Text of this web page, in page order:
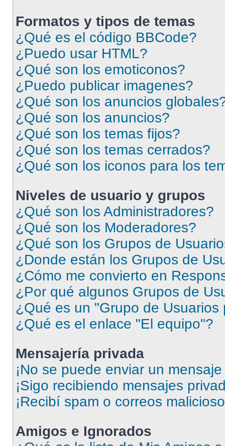
Formatos y tipos de temas
¿Qué es el código BBCode?
¿Puedo usar HTML?
¿Qué son los emoticonos?
¿Puedo publicar imagenes?
¿Qué son los anuncios
¿Qué son los anuncios?
¿Qué son los temas fijos?
¿Qué son los temas cerrados?
¿Qué son los iconos para los
Niveles de usuario y grupos
¿Qué son los Administradores?
¿Qué son los Moderadores?
¿Qué son los Grupos de
¿Donde están los Grupos de
¿Cómo me convierto en
¿Por qué algunos Grupos de
¿Qué es un "Grupo de Usuarios
¿Qué es el enlace "El equipo"?
Mensajería privada
¡No se puede enviar un
¡Sigo recibiendo mensajes
¡Recibí spam o correos
Amigos e Ignorados